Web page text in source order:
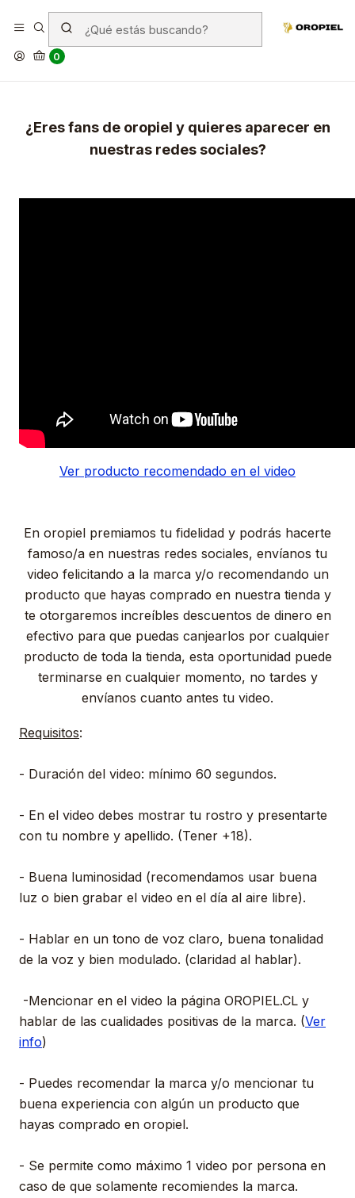
0
Envíanos tu video y gana
increíbles descuentos
¿Eres fans de oropiel y quieres aparecer en
nuestras redes sociales?
Ver producto recomendado en el video
En oropiel premiamos tu fidelidad y podrás hacerte
famoso/a en nuestras redes sociales, envíanos tu
video felicitando a la marca y/o recomendando un
producto que hayas comprado en nuestra tienda y
te otorgaremos increíbles descuentos de dinero en
efectivo para que puedas canjearlos por cualquier
producto de toda la tienda, esta oportunidad puede
terminarse en cualquier momento, no tardes y
envíanos cuanto antes tu video.
Requisitos:
- Duración del video: mínimo 60 segundos.
- En el video debes mostrar tu rostro y presentarte
con tu nombre y apellido. (Tener +18).
- Buena luminosidad (recomendamos usar buena
luz o bien grabar el video en el día al aire libre).
- Hablar en un tono de voz claro, buena tonalidad
de la voz y bien modulado. (claridad al hablar).
-Mencionar en el video la página OROPIEL.CL y
hablar de las cualidades positivas de la marca. (Ver
info)
- Puedes recomendar la marca y/o mencionar tu
buena experiencia con algún un producto que
hayas comprado en oropiel.
- Se permite como máximo 1 video por persona en
caso de que solamente recomiendes la marca.